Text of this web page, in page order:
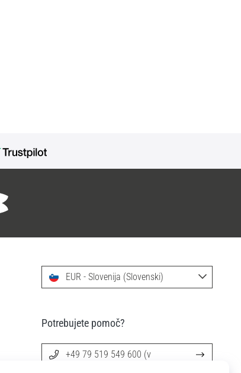
EUR - Slovenija (Slovenski)
Potrebujete pomoč?
+49 79 519 549 600 (v